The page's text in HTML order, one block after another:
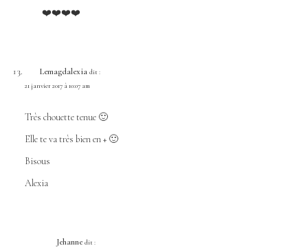
❤️❤️❤️❤️
Lemagdalexia dit :
21 janvier 2017 à 10:07 am
Très chouette tenue 🙂
Elle te va très bien en + 🙂
Bisous
Alexia
Jehanne dit :